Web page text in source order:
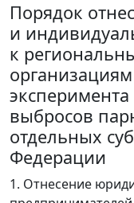
Порядок
и
к
выбросов
отдельных
Федерации
1. Отнесение